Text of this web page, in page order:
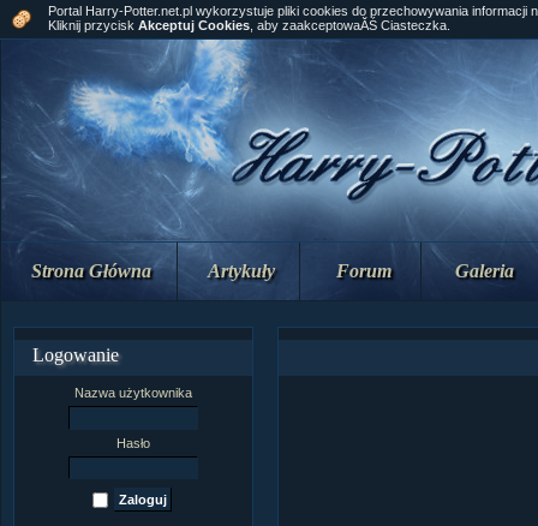
Strona Główna Artykuły Forum Galeria
Logowanie
Nazwa użytkownika
Hasło
Portal Harry-Potter.net.pl wykorzystuje pliki cookies do przechowywania informacji
Kliknij przycisk Akceptuj Cookies , aby zaakceptowaĂŚ Ciasteczka.